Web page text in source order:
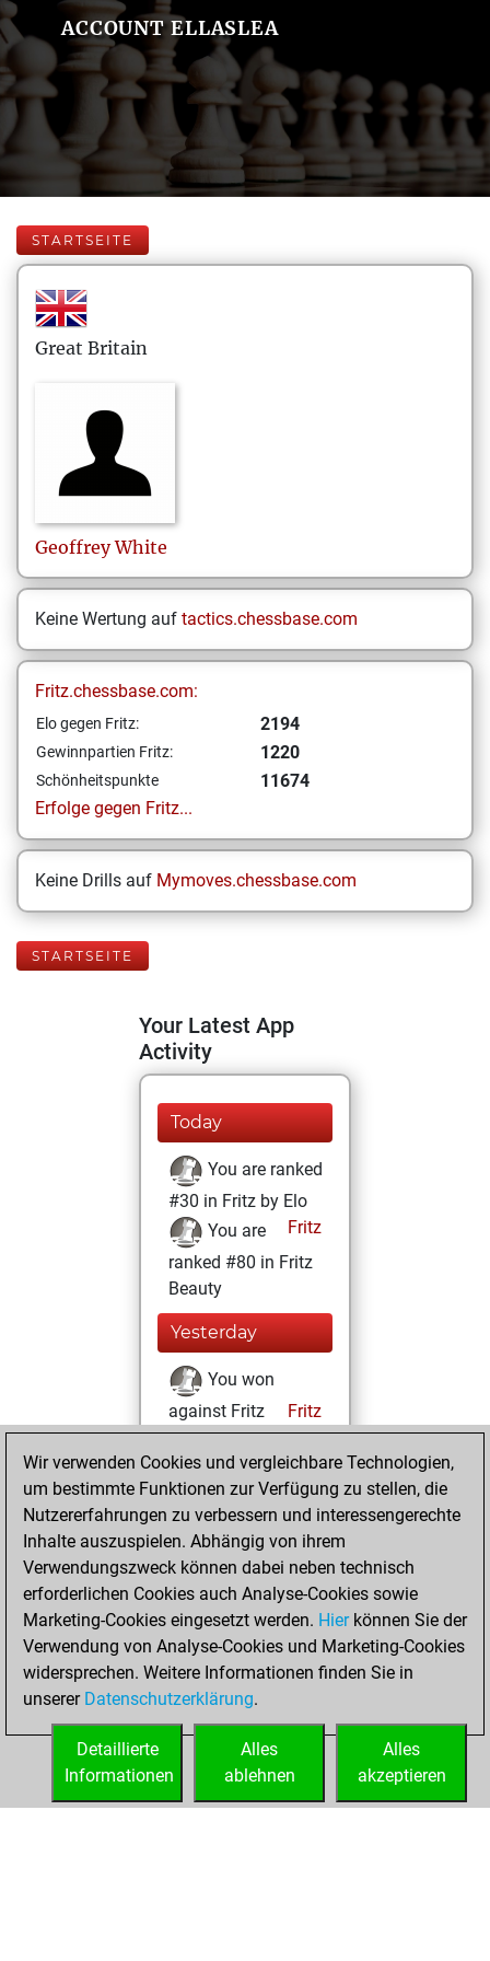
ACCOUNT ELLASLEA
STARTSEITE
Great Britain
Geoffrey White
Keine Wertung auf tactics.chessbase.com
Fritz.chessbase.com:
Elo gegen Fritz: 2194
Gewinnpartien Fritz: 1220
Schönheitspunkte
11674
Erfolge gegen Fritz...
Keine Drills auf Mymoves.chessbase.com
STARTSEITE
Your Latest App
Activity
Today
You are ranked
#30 in Fritz by Elo
Fritz
You are
ranked #80 in Fritz
Beauty
Yesterday
You won
against Fritz
Fritz
BeautyScore of
11674
new Elo of 2194
Sonntag,
November 29,
2020
You created
your Fritz account
Wir verwenden Cookies und vergleichbare Technologien,
um bestimmte Funktionen zur Verfügung zu stellen, die
Nutzererfahrungen zu verbessern und interessengerechte
Inhalte auszuspielen. Abhängig von ihrem
Verwendungszweck können dabei neben technisch
erforderlichen Cookies auch Analyse-Cookies sowie
Marketing-Cookies eingesetzt werden. Hierkönnen Sie der
Verwendung von Analyse-Cookies und Marketing-Cookies
widersprechen. Weitere Informationen finden Sie in
unserer Datenschutzerklärung.
Alles
akzeptieren
Alles
ablehnen
Detaillierte
Informationen